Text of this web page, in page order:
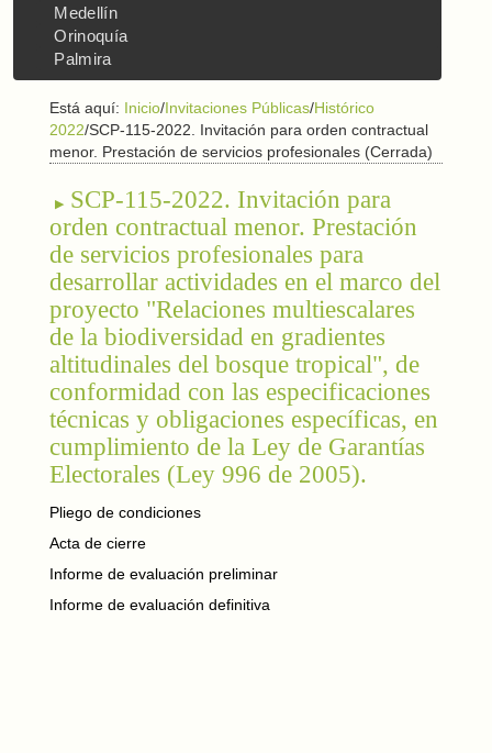
Medellín
Orinoquía
Palmira
Está aquí: Inicio/Invitaciones Públicas/Histórico
2022/SCP-115-2022. Invitación para orden contractual
menor. Prestación de servicios profesionales (Cerrada)
SCP-115-2022. Invitación para
orden contractual menor. Prestación
de servicios profesionales para
desarrollar actividades en el marco del
proyecto "Relaciones multiescalares
de la biodiversidad en gradientes
altitudinales del bosque tropical", de
conformidad con las especificaciones
técnicas y obligaciones específicas, en
cumplimiento de la Ley de Garantías
Electorales (Ley 996 de 2005).
Pliego de condiciones
Acta de cierre
Informe de evaluación preliminar
Informe de evaluación definitiva